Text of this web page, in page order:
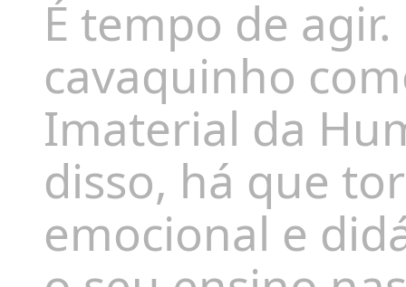
É tempo de
cavaquinho
Imaterial da
disso, há que
emocional e